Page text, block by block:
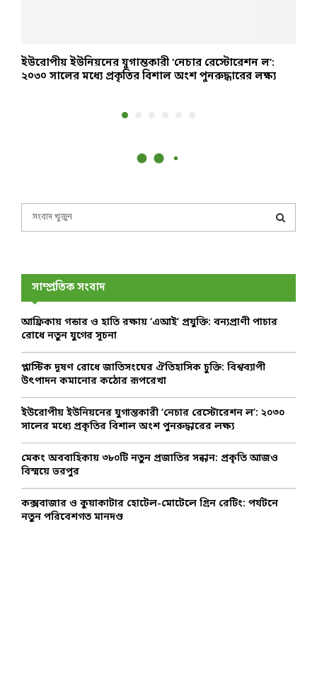
ইউরোপীয় ইউনিয়নের যুগান্তকারী ‘নেচার রেস্টোরেশন ল’:
২০৩০ সালের মধ্যে প্রকৃতির বিশাল অংশ পুনরুদ্ধারের লক্ষ্য
f
r
E
A
সাম্প্রতিক সংবাদ
আফ্রিকায় গন্ডার ও হাতি রক্ষায় ‘এআই’ প্রযুক্তি: বন্যপ্রাণী পাচার
রোধে নতুন যুগের সূচনা
প্লাস্টিক দূষণ রোধে জাতিসংঘের ঐতিহাসিক চুক্তি: বিশ্বব্যাপী
উৎপাদন কমানোর কঠোর রূপরেখা
ইউরোপীয় ইউনিয়নের যুগান্তকারী ‘নেচার রেস্টোরেশন ল’: ২০৩০
সালের মধ্যে প্রকৃতির বিশাল অংশ পুনরুদ্ধারের লক্ষ্য
মেকং অববাহিকায় ৩৮০টি নতুন প্রজাতির সন্ধান: প্রকৃতি আজও
বিস্ময়ে ভরপুর
কক্সবাজার ও কুয়াকাটার হোটেল-মোটেলে গ্রিন রেটিং: পর্যটনে
নতুন পরিবেশগত মানদণ্ড